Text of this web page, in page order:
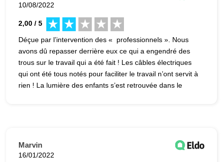
10/08/2022
2,00 / 5
Déçue par l’intervention des « professionnels ». Nous
avons dû repasser derrière eux ce qui a engendré des
trous sur le travail qui a été fait ! Les câbles électriques
qui ont été tous notés pour faciliter le travail n’ont servit à
rien ! La lumière des enfants s’est retrouvée dans le
recommande pas du tout !
Marvin
16/01/2022